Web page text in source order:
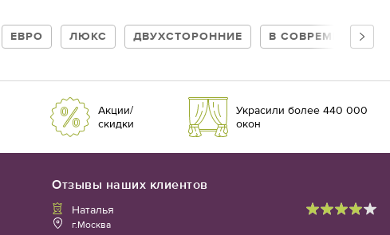
ЕВРО ЛЮКС ДВУХСТОРОННИЕ В СОВРЕМЕННУЮ
Акции/
скидки
Украсили более 440 000
окон
Отзывы наших клиентов
Наталья
г.Москва